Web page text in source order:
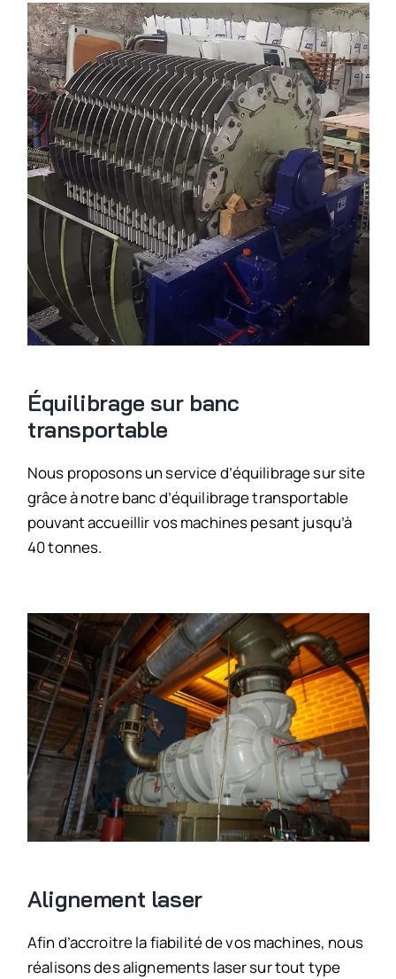
Équilibrage sur banc
transportable
Nous proposons un service d’équilibrage sur site
grâce à notre banc d’équilibrage transportable
pouvant accueillir vos machines pesant jusqu’à
40 tonnes.
Alignement laser
Afin d’accroitre la fiabilité de vos machines, nous
réalisons des alignements laser sur tout type